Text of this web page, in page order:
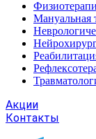
Мануальная
Акции
Контакты